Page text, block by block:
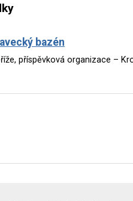
bazén
příspěvková organizace –